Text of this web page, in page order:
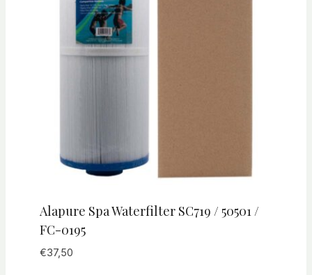
Alapure Spa Waterfilter SC719 / 50501 /
FC-0195
€37,50